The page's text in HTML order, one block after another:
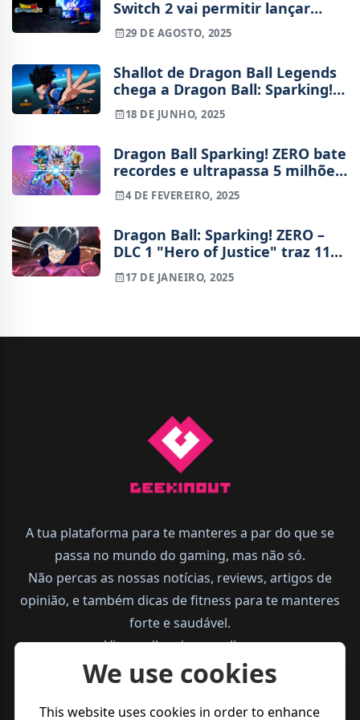
Switch 2 vai permitir lançar
Kamehameha com as mãos
29 DE AGOSTO, 2025
Shallot de Dragon Ball Legends
chega a Dragon Ball: Sparking!
ZERO como DLC no final de
junho
18 DE JUNHO, 2025
Dragon Ball Sparking! ZERO bate
recordes e ultrapassa 5 milhões
de cópias vendidas
4 DE FEVEREIRO, 2025
Dragon Ball: Sparking! ZERO –
DLC 1 "Hero of Justice" traz 11
personagens, incluindo Beast
Gohan
17 DE JANEIRO, 2025
A tua plataforma para te manteres a par do que se
passa no mundo do gaming, mas não só.
Não percas as nossas notícias, reviews, artigos de
opinião, e também dicas de fitness para te manteres
forte e saudável.
Vive melhor, joga melhor.
We use cookies
This website uses cookies in order to enhance